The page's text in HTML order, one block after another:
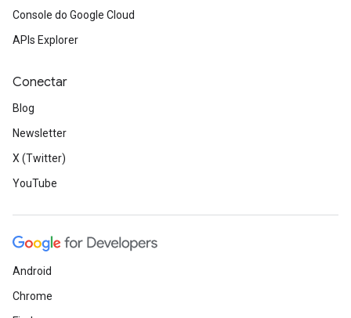
Console do Google Cloud
APIs Explorer
Conectar
Blog
Newsletter
X (Twitter)
YouTube
Android
Chrome